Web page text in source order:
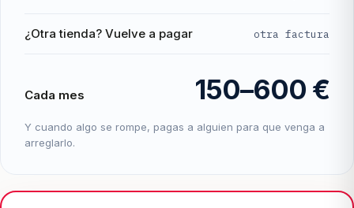
¿Otra tienda? Vuelve a pagar otra factura
Cada mes 150–600 €
Y cuando algo se rompe, pagas a alguien para que venga a
arreglarlo.